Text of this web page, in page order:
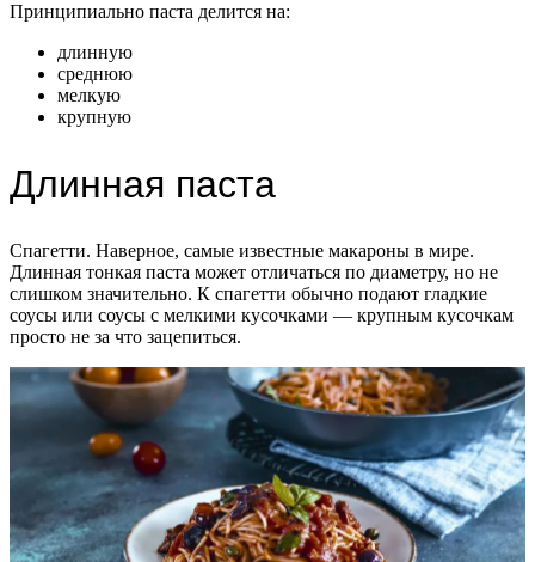
Принципиально паста делится на:
длинную
среднюю
мелкую
крупную
Длинная паста
Спагетти. Наверное, самые известные макароны в мире.
Длинная тонкая паста может отличаться по диаметру, но не
слишком значительно. К спагетти обычно подают гладкие
соусы или соусы с мелкими кусочками — крупным кусочкам
просто не за что зацепиться.